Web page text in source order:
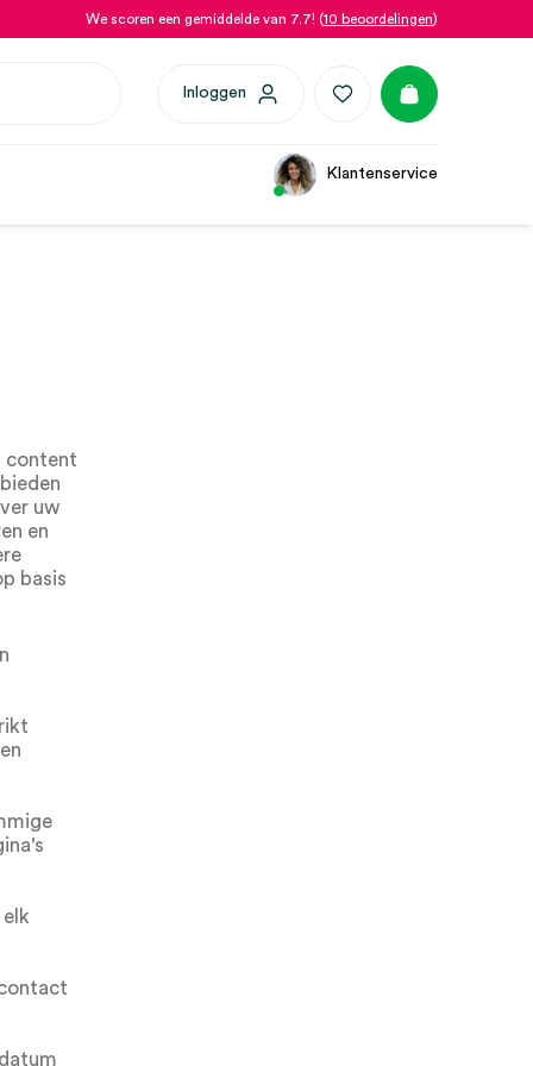
We scoren een gemiddelde van 7.7! (10 beoordelingen)
Inloggen
Klantenservice
content
uw
en
basis